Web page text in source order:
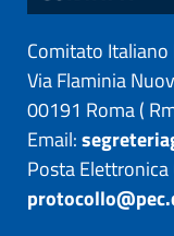
Comitato
Via Flaminia
00191 Roma(
Email:
Posta